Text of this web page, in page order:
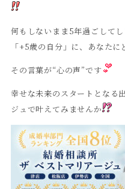
何もしないまま5年過ごしてし
「+5歳の自分」に、あなた
その言葉が“心の声”です
幸せな未来のスタートとなる
ジュで叶えてみませんか